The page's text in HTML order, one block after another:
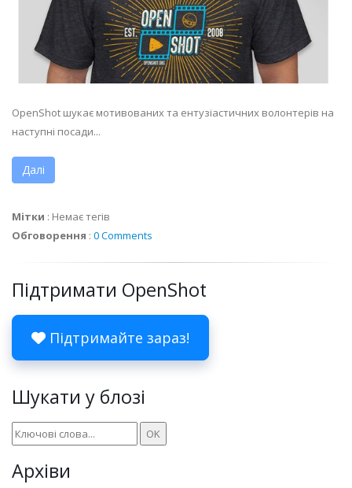
OpenShot шукає мотивованих та ентузіастичних волонтерів на
наступні посади...
Далі
Мітки : Немає тегів
Обговорення : 0 Comments
Підтримати OpenShot
Підтримайте зараз!
Шукати у блозі
Архіви